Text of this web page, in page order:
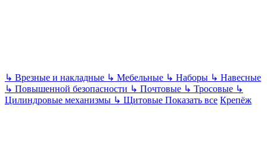
↳ Врезные и накладные ↳ Мебельные ↳ Наборы ↳ Навесные
↳ Повышенной безопасности ↳ Почтовые ↳ Тросовые ↳
Цилиндровые механизмы ↳ Щитовые Показать все Крепёж